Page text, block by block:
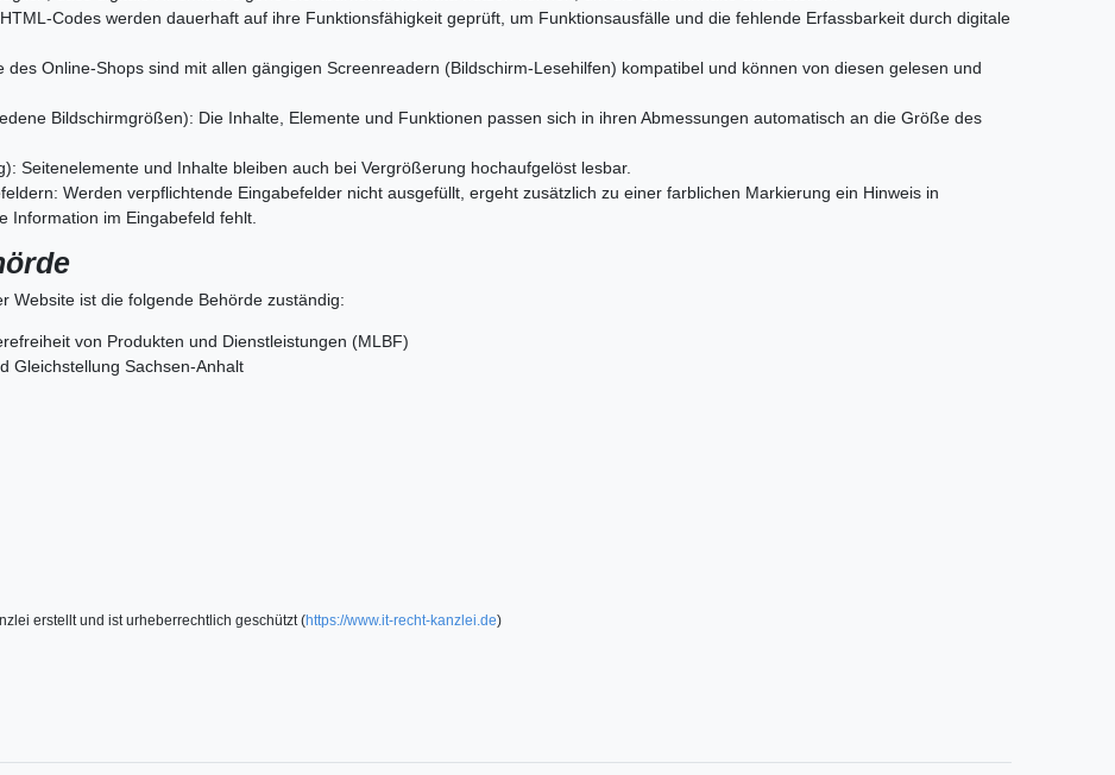
Codes werden dauerhaft auf ihre Funktionsfähigkeit geprüft, um Funktionsausfälle und die fehlende Erfassbarkeit durch digitale
Online-Shops sind mit allen gängigen Screenreadern (Bildschirm-Lesehilfen) kompatibel und können von diesen gelesen und
Bildschirmgrößen): Die Inhalte, Elemente und Funktionen passen sich in ihren Abmessungen automatisch an die Größe des
Seitenelemente und Inhalte bleiben auch bei Vergrößerung hochaufgelöst lesbar.
Werden verpflichtende Eingabefelder nicht ausgefüllt, ergeht zusätzlich zu einer farblichen Markierung ein Hinweis in
Information im Eingabefeld fehlt.
Website ist die folgende Behörde zuständig:
von Produkten und Dienstleistungen (MLBF)
Gleichstellung Sachsen-Anhalt
erstellt und ist urheberrechtlich geschützt (https://www.it-recht-kanzlei.de)